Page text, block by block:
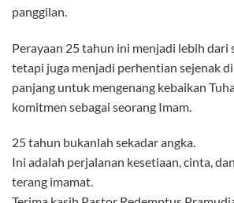
panggilan.
Perayaan 25 tahun ini menjadi lebih dari
tetapi juga menjadi perhentian sejenak
panjang untuk mengenang kebaikan
komitmen sebagai seorang Imam.
25 tahun bukanlah sekadar angka.
Ini adalah perjalanan kesetiaan, cinta,
terang imamat.